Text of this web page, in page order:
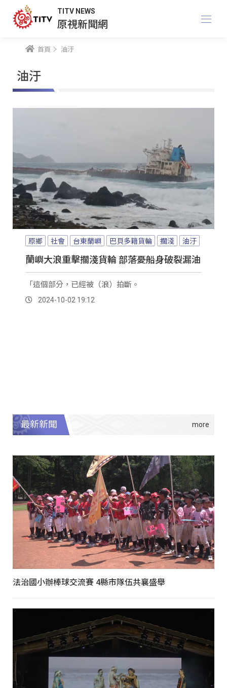
TITV NEWS
原視新聞網
首頁 油汙
油汙
原鄉 社會 台東蘭嶼 巴貝多籍貨輪 擱淺 油汙
蘭嶼大浪重擊擱淺貨輪 部落憂船身破裂漏油
「這個部分，已經被（浪）拍斷。
2024-10-02 19:12
最新新聞
法治國小辦棒球交流賽 4縣市隊伍共襄盛舉